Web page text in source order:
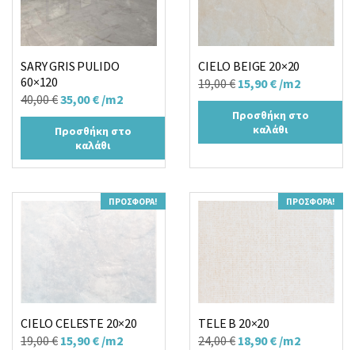
SARY GRIS PULIDO
60×120
40,00€Original
price
was:
40,00 €.
35,00€Η
τρέχουσα
τιμή
είναι:
/m2
Προσθήκη στο
καλάθι
CIELO BEIGE 20×20
19,00€ Original
price
was:
19,00 €.
15,90€Η
τρέχουσα
τιμή
είναι:
/m2
Προσθήκη στο
καλάθι
ΠΡΟΣΦΟΡΆ!
CIELO CELESTE 20×20
19,00€ Original
15,90€Η/m2
ΠΡΟΣΦΟΡΆ!
TELE B 20×20
24,00€ Original
18,90€Η/m2